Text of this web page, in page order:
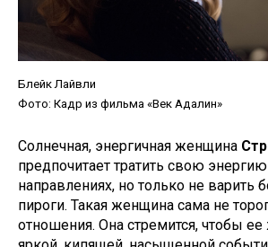
Блейк Лайвли
Фото: Кадр из фильма «Век Адалин»
Солнечная, энергичная женщина
предпочитает тратить свою
направлениях, но только не варить
пироги. Такая женщина сама не
отношения. Она стремится, чтобы